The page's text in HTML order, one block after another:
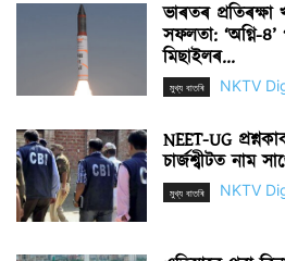
ভাৰতৰ
সফলতা: ‘অগ্নি-৪’
মিছাইলৰ...
মুখ্য বাতৰি NKTV
NEET-UG
চাৰ্জশ্বীটত নাম
মুখ্য বাতৰি NKTV